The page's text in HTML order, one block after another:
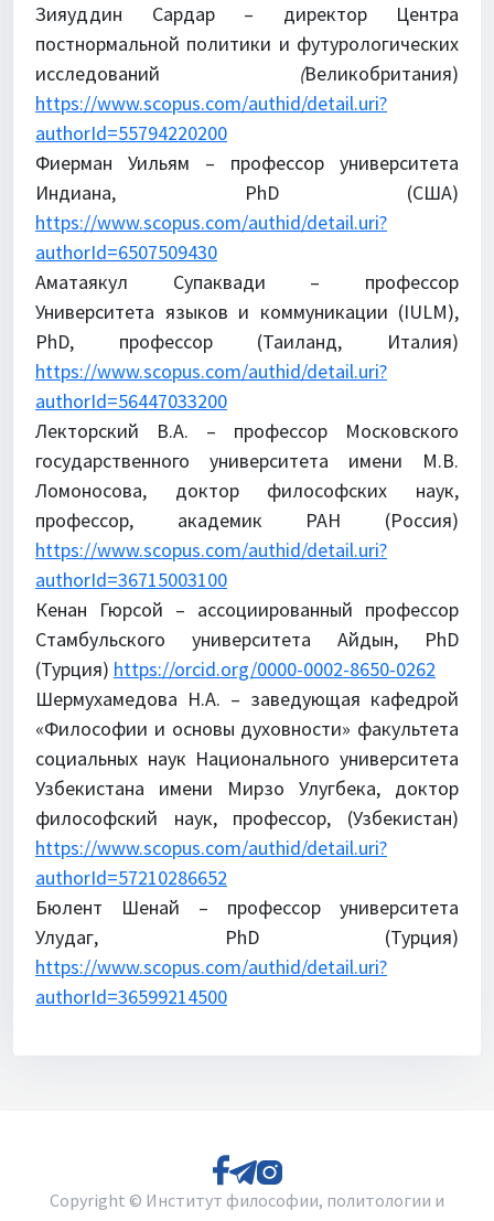
Зияуддин Сардар – директор Центра
постнормальной политики и футурологических
исследований (Великобритания)
https://www.scopus.com/authid/detail.uri?
authorId=55794220200
Фиерман Уильям – профессор университета
Индиана, PhD (США)
https://www.scopus.com/authid/detail.uri?
authorId=6507509430
Аматаякул Супаквади – профессор
Университета языков и коммуникации (IULM),
PhD, профессор (Таиланд, Италия)
https://www.scopus.com/authid/detail.uri?
authorId=56447033200
Лекторский В.А. – профессор Московского
государственного университета имени М.В.
Ломоносова, доктор философских наук,
профессор, академик РАН (Россия)
https://www.scopus.com/authid/detail.uri?
authorId=36715003100
Кенан Гюрсой – ассоциированный профессор
Стамбульского университета Айдын, PhD
(Турция) https://orcid.org/0000-0002-8650-0262
Шермухамедова Н.А. – заведующая кафедрой
«Философии и основы духовности» факультета
социальных наук Национального университета
Узбекистана имени Мирзо Улугбека, доктор
философский наук, профессор, (Узбекистан)
https://www.scopus.com/authid/detail.uri?
authorId=57210286652
Бюлент Шенай – профессор университета
Улудаг, PhD (Турция)
https://www.scopus.com/authid/detail.uri?
authorId=36599214500
Copyright © Институт философии, политологии и